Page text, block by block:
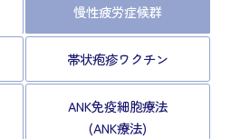
慢性疲労症候群
帯状疱疹ワクチン
ANK免疫細胞療法
(ANK療法)